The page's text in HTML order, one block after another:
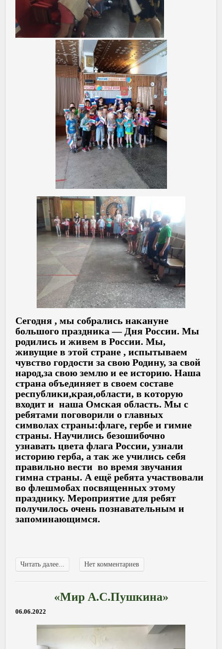
Сегодня , мы собрались накануне
большого праздника — Дня России. Мы
родились и живем в России. Мы,
живущие в этой стране , испытываем
чувство гордости за свою Родину, за свой
народ,за свою землю и ее историю. Наша
страна объединяет в своем составе
республики,края,области, в которую
входит и наша Омская область. Мы с
ребятами поговорили о главных
символах страны:флаге, гербе и гимне
страны. Научились безошибочно
узнавать цвета флага России, узнали
историю герба, а так же учились себя
правильно вести во время звучания
гимна страны. А ещё ребята участвовали
во флешмобах посвященных этому
празднику. Мероприятие для ребят
получилось очень познавательным и
запоминающимся.
Читать далее... Нет комментариев
«Мир А.С.Пушкина»
06.06.2022